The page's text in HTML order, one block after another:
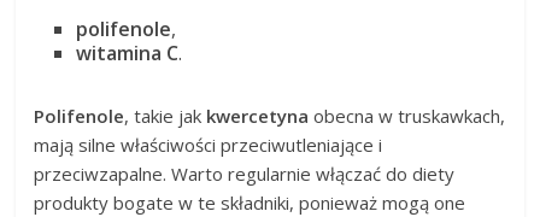
polifenole,
witamina C.
Polifenole, takie jak kwercetyna obecna w truskawkach,
mają silne właściwości przeciwutleniające i
przeciwzapalne. Warto regularnie włączać do diety
produkty bogate w te składniki, ponieważ mogą one